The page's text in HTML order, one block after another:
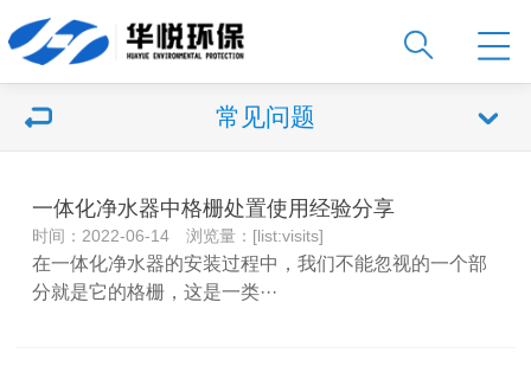
常见问题
一体化净水器中格栅处置使用经验分享
时间：2022-06-14 浏览量：[list:visits]
在一体化净水器的安装过程中，我们不能忽视的一个部
分就是它的格栅，这是一类···